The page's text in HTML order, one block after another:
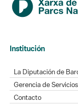
Institución
La Diputación de
Gerencia de
Contacto